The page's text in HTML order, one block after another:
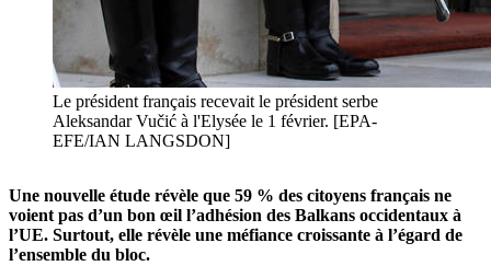
Le président français recevait le président serbe
Aleksandar Vučić à l'Elysée le 1 février. [EPA-
EFE/IAN LANGSDON]
Une nouvelle étude révèle que 59 % des citoyens français ne
voient pas d’un bon œil l’adhésion des Balkans occidentaux à
l’UE. Surtout, elle révèle une méfiance croissante à l’égard de
l’ensemble du bloc.